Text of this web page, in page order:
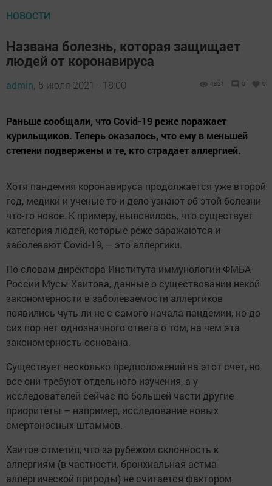
НОВОСТИ
Названа болезнь, которая защищает
людей от коронавируса
admin, 5 июля 2021 - 18:00 4821 0 0
Раньше сообщали, что Covid-19 реже поражает
курильщиков. Теперь оказалось, что ему в меньшей
степени подвержены и те, кто страдает аллергией.
Хотя пандемия коронавируса продолжается уже второй
год, медики и ученые то и дело узнают об этой болезни
что-то новое. К примеру, выяснилось, что существует
категория людей, которые реже заражаются и
заболевают Covid-19, – это аллергики.
По словам директора Института иммунологии ФМБА
России Мусы Хаитова, данные о существовании некой
закономерности в заболеваемости аллергиков
появились чуть ли не с самого начала пандемии, но до
сих пор нет однозначного ответа о том, на чем эта
закономерность основана.
Существует несколько предположений на этот счет, но
все они требуют отдельного изучения, а у
исследователей сейчас по большей части другие
приоритеты – например, исследование новых
смертоносных штаммов.
Хаитов отметил, что за рубежом склонность к
аллергиям (в частности, бронхиальная астма
аллергической природы) не считается фактором